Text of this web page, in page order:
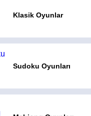
Klasik Oyunlar
Sudoku Oyunları